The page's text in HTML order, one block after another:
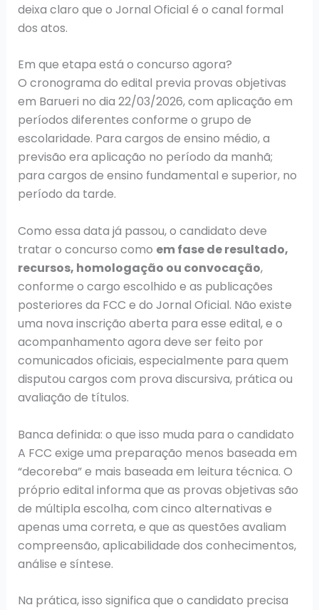
deixa claro que o Jornal Oficial é o canal formal
dos atos.
Em que etapa está o concurso agora?
O cronograma do edital previa provas objetivas
em Barueri no dia 22/03/2026, com aplicação em
períodos diferentes conforme o grupo de
escolaridade. Para cargos de ensino médio, a
previsão era aplicação no período da manhã;
para cargos de ensino fundamental e superior, no
período da tarde.
Como essa data já passou, o candidato deve
tratar o concurso como em fase de resultado,
recursos, homologação ou convocação,
conforme o cargo escolhido e as publicações
posteriores da FCC e do Jornal Oficial. Não existe
uma nova inscrição aberta para esse edital, e o
acompanhamento agora deve ser feito por
comunicados oficiais, especialmente para quem
disputou cargos com prova discursiva, prática ou
avaliação de títulos.
Banca definida: o que isso muda para o candidato
A FCC exige uma preparação menos baseada em
“decoreba” e mais baseada em leitura técnica. O
próprio edital informa que as provas objetivas são
de múltipla escolha, com cinco alternativas e
apenas uma correta, e que as questões avaliam
compreensão, aplicabilidade dos conhecimentos,
análise e síntese.
Na prática, isso significa que o candidato precisa